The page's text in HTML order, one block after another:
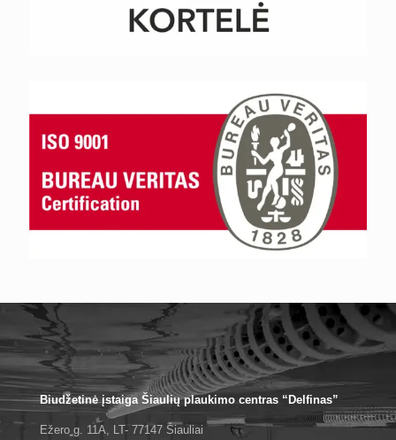
Biudžetinė įstaiga Šiaulių plaukimo centras “Delfinas”
Ežero g. 11A, LT- 77147 Šiauliai